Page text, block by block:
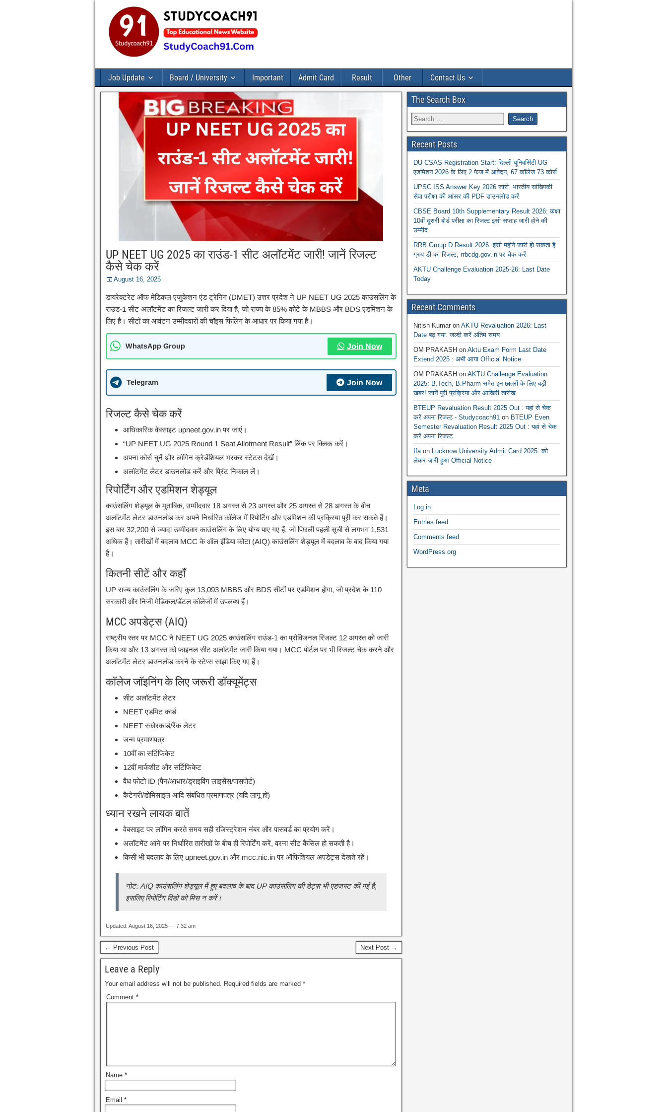
Job Update Board / University Important Admit Card Result Other Contact Us
UP NEET UG 2025 का राउंड-1 सीट अलॉटमेंट जारी! जानें रिजल्ट
कैसे चेक करें
August 16, 2025
डायरेक्टरेट ऑफ मेडिकल एजुकेशन एंड ट्रेनिंग (DMET) उत्तर प्रदेश ने UP NEET UG 2025 काउंसलिंग के
राउंड-1 सीट अलॉटमेंट का रिजल्ट जारी कर दिया है, जो राज्य के 85% कोटे के MBBS और BDS एडमिशन के
लिए है। सीटों का आवंटन उम्मीदवारों की चॉइस फिलिंग के आधार पर किया गया है।
WhatsApp Group Join Now
Telegram Join Now
रिजल्ट कैसे चेक करें
आधिकारिक वेबसाइट upneet.gov.in पर जाएं।
“UP NEET UG 2025 Round 1 Seat Allotment Result” लिंक पर क्लिक करें।
अपना कोर्स चुनें और लॉगिन क्रेडेंशियल भरकर स्टेटस देखें।
अलॉटमेंट लेटर डाउनलोड करें और प्रिंट निकाल लें।
रिपोर्टिंग और एडमिशन शेड्यूल
काउंसलिंग शेड्यूल के मुताबिक, उम्मीदवार 18 अगस्त से 23 अगस्त और 25 अगस्त से 28 अगस्त के बीच
अलॉटमेंट लेटर डाउनलोड कर अपने निर्धारित कॉलेज में रिपोर्टिंग और एडमिशन की प्रक्रिया पूरी कर सकते हैं।
इस बार 32,200 से ज्यादा उम्मीदवार काउंसलिंग के लिए योग्य पाए गए हैं, जो पिछली पहली सूची से लगभग 1,531
अधिक हैं। तारीखों में बदलाव MCC के ऑल इंडिया कोटा (AIQ) काउंसलिंग शेड्यूल में बदलाव के बाद किया गया
है।
कितनी सीटें और कहाँ
UP राज्य काउंसलिंग के जरिए कुल 13,093 MBBS और BDS सीटों पर एडमिशन होगा, जो प्रदेश के 110
सरकारी और निजी मेडिकल/डेंटल कॉलेजों में उपलब्ध हैं।
MCC अपडेट्स (AIQ)
राष्ट्रीय स्तर पर MCC ने NEET UG 2025 काउंसलिंग राउंड-1 का प्रोविजनल रिजल्ट 12 अगस्त को जारी
किया था और 13 अगस्त को फाइनल सीट अलॉटमेंट जारी किया गया। MCC पोर्टल पर भी रिजल्ट चेक करने और
अलॉटमेंट लेटर डाउनलोड करने के स्टेप्स साझा किए गए हैं।
कॉलेज जॉइनिंग के लिए जरूरी डॉक्यूमेंट्स
सीट अलॉटमेंट लेटर
NEET एडमिट कार्ड
NEET स्कोरकार्ड/रैंक लेटर
जन्म प्रमाणपत्र
10वीं का सर्टिफिकेट
12वीं मार्कशीट और सर्टिफिकेट
वैध फोटो ID (पैन/आधार/ड्राइविंग लाइसेंस/पासपोर्ट)
कैटेगरी/डोमिसाइल आदि संबंधित प्रमाणपत्र (यदि लागू हो)
ध्यान रखने लायक बातें
वेबसाइट पर लॉगिन करते समय सही रजिस्ट्रेशन नंबर और पासवर्ड का प्रयोग करें।
अलॉटमेंट आने पर निर्धारित तारीखों के बीच ही रिपोर्टिंग करें, वरना सीट कैंसिल हो सकती है।
किसी भी बदलाव के लिए upneet.gov.in और mcc.nic.in पर ऑफिशियल अपडेट्स देखते रहें।
नोट: AIQ काउंसलिंग शेड्यूल में हुए बदलाव के बाद UP काउंसलिंग की डेट्स भी एडजस्ट की गई हैं,
इसलिए रिपोर्टिंग विंडो को मिस न करें।
Updated: August 16, 2025 — 7:32 am
← Previous Post Next Post →
Leave a Reply
Your email address will not be published. Required fields are marked *
Comment *
Name *
Email *
The Search Box
Recent Posts
DU CSAS Registration Start: दिल्ली यूनिवर्सिटी UG
एडमिशन 2026 के लिए 2 फेज में आवेदन, 67 कॉलेज 73 कोर्स
UPSC ISS Answer Key 2026 जारी: भारतीय सांख्यिकी
सेवा परीक्षा की आंसर की PDF डाउनलोड करें
CBSE Board 10th Supplementary Result 2026: कक्षा
10वीं दूसरी बोर्ड परीक्षा का रिजल्ट इसी सप्ताह जारी होने की
उम्मीद
RRB Group D Result 2026: इसी महीने जारी हो सकता है
ग्रुप डी का रिजल्ट, rrbcdg.gov.in पर चेक करें
AKTU Challenge Evaluation 2025-26: Last Date
Today
Recent Comments
Nitish Kumaron AKTU Revaluation 2026: Last
Date बढ़ गया: जल्दी करें अंतिम समय
OM PRAKASH on Aktu Exam Form Last Date
Extend 2025 : अभी आया Official Notice
OM PRAKASH on AKTU Challenge Evaluation
2025: B.Tech, B.Pharm समेत इन छात्रों के लिए बड़ी
खबर! जानें पूरी प्रक्रिया और आखिरी तारीख
BTEUP Revaluation Result 2025 Out : यहां से चेक
करें अपना रिजल्ट - Studycoach91on BTEUP Even
Semester Revaluation Result 2025 Out : यहां से चेक
करें अपना रिजल्ट
Ifaon Lucknow University Admit Card 2025: को
लेकर जारी हुआ Official Notice
Meta
Log in
Entries feed
Comments feed
WordPress.org